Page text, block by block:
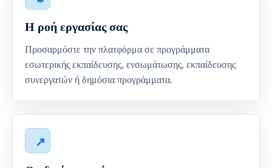
Η ροή εργασίας σας
Προσαρμόστε την πλατφόρμα σε προγράμματα
εσωτερικής εκπαίδευσης, ενσωμάτωσης, εκπαίδευσης
συνεργατών ή δημόσια προγράμματα.